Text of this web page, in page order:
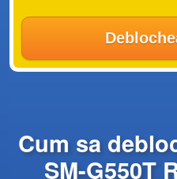
Cum sa
SM-G550T